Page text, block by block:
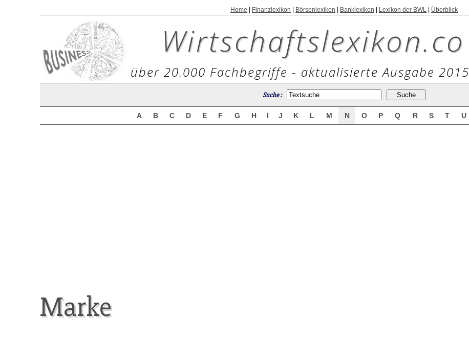
Home Finanzlexikon Börsenlexikon Banklexikon Lexikon der BWL Überblick
Wirtschaftslexikon.co
über 20.000 Fachbegriffe - aktualisierte Ausgabe 2015
Suche :
A B C D E F G H I J K L M N O P Q R S T U
Marke